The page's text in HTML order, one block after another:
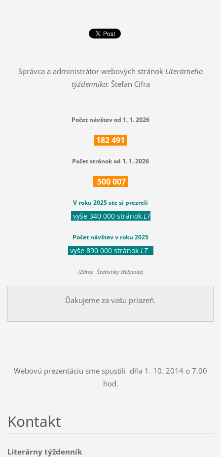
Správca a administrátor webových stránok Literárneho
týždenníka: Štefan Cifra
Počet návštev od 1. 1. 2026
182491
Počet stránok od 1. 1. 2026
500007
V roku 2025 ste si prezreli
vyše 340 000 stránok LT
Počet návštev v roku 2025
vyše 890 000 stránok LT
(Zdroj: Štatistiky Webnode)
Ďakujeme za vašu priazeň.
Webovú prezentáciu sme spustili dňa 1. 10. 2014 o 7.00
hod.
Kontakt
Literárny týždenník